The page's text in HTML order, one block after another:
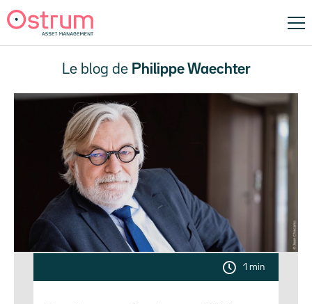
Le blog de Philippe Waechter
1 min